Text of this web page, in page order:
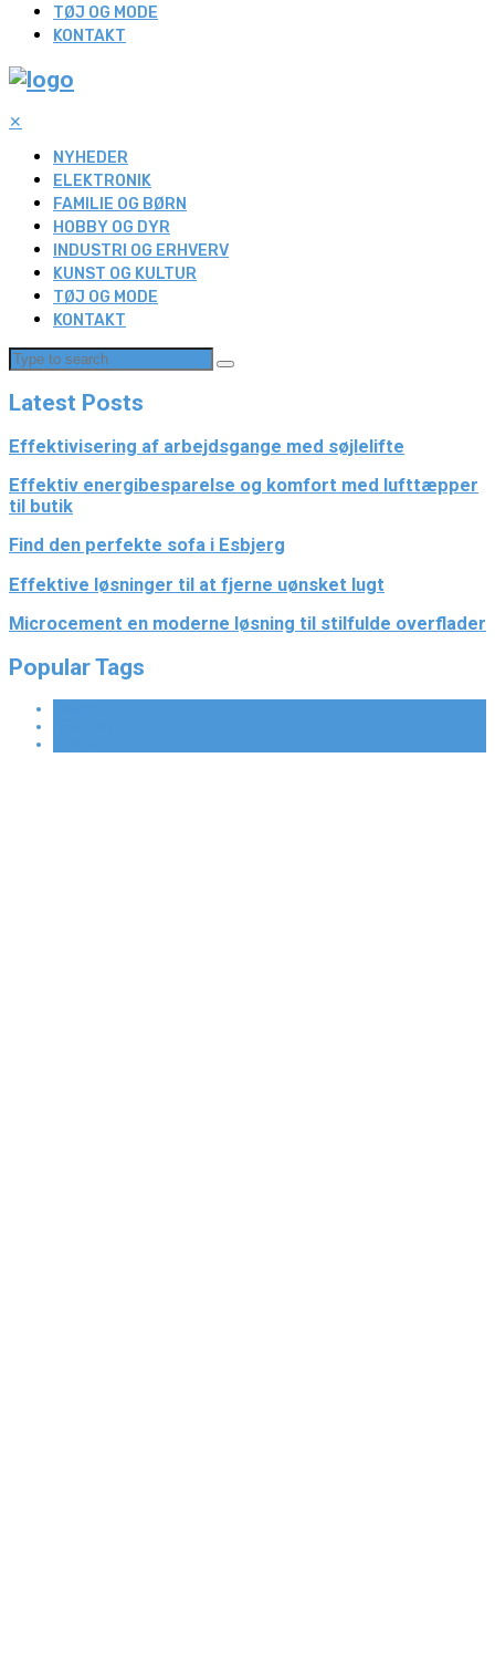
TØJ OG MODE
KONTAKT
✕
NYHEDER
ELEKTRONIK
FAMILIE OG BØRN
HOBBY OG DYR
INDUSTRI OG ERHVERV
KUNST OG KULTUR
TØJ OG MODE
KONTAKT
Latest Posts
Effektivisering af arbejdsgange med søjlelifte
Effektiv energibesparelse og komfort med lufttæpper
til butik
Find den perfekte sofa i Esbjerg
Effektive løsninger til at fjerne uønsket lugt
Microcement en moderne løsning til stilfulde overflader
Popular Tags